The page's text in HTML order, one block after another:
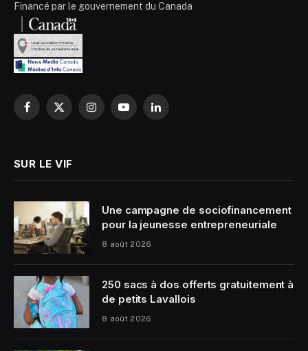
Financé par le gouvernement du Canada
Facebook
X
InstagramYouTubeLinkedIn
SUR LE VIF
Une campagne de sociofinancement
pour la jeunesse entrepreneuriale
8 août 2026
250 sacs à dos offerts gratuitement à
de petits Lavallois
8 août 2026